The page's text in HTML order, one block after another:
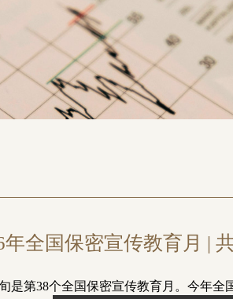
年全国保密宣传教育月 |
是第38个全国保密宣传教育月。今年